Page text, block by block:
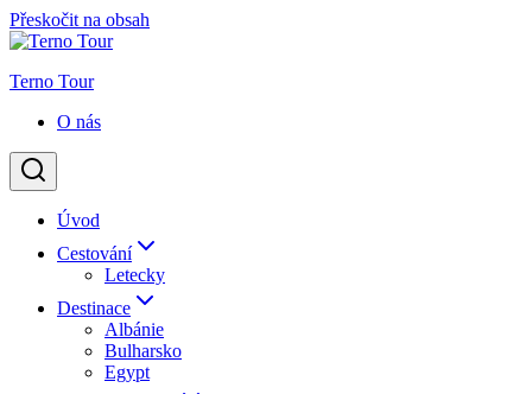
Přeskočit na obsah
Terno Tour
O nás
Úvod
Cestování
Letecky
Destinace
Albánie
Bulharsko
Egypt